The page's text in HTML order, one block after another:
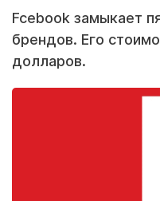
Fcebook замыкает
брендов. Его
долларов.